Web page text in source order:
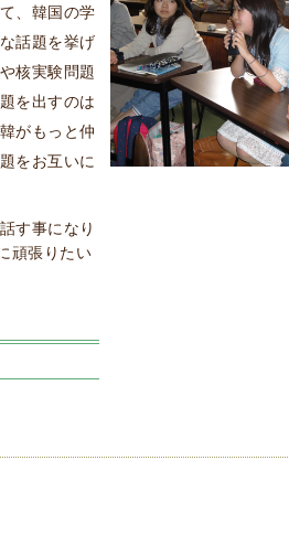
、韓国の学
話題を挙げ
核実験問題
を出すのは
がもっと仲
をお互いに
す事になり
頑張りたい